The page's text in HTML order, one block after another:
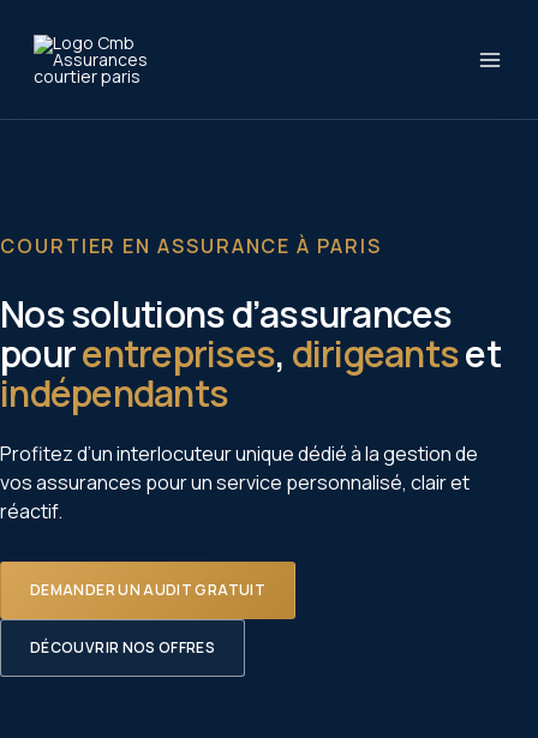
contenu
COURTIER EN ASSURANCE À PARIS
Nos solutions d’assurances
pourentreprises, dirigeantset
indépendants
Profitez d’un interlocuteur unique dédié à la gestion de
vos assurances pour un service personnalisé, clair et
réactif.
DEMANDER UN AUDIT GRATUIT
DÉCOUVRIR NOS OFFRES